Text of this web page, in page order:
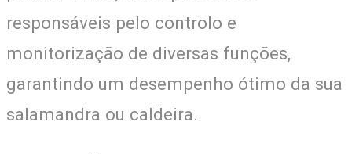
responsáveis pelo controlo e
monitorização de diversas funções,
garantindo um desempenho ótimo da sua
salamandra ou caldeira.